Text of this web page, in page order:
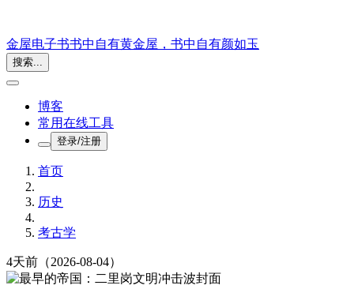
金屋电子书书中自有黄金屋，书中自有颜如玉
搜索...
博客
常用在线工具
登录/注册
首页
历史
考古学
4天前 （2026-08-04）